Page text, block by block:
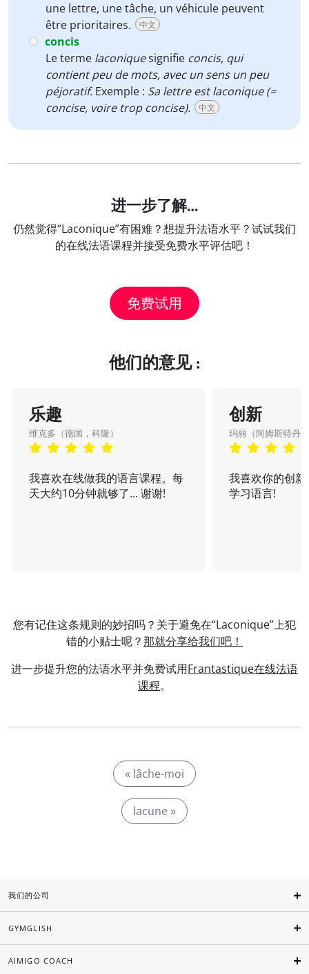
une lettre, une tâche, un véhicule peuvent
être prioritaires.
中文
concis
Le terme laconiquesignifie concis, qui
contient peu de mots, avec un sens un peu
péjoratif. Exemple : Sa lettre est laconique (=
concise, voire trop concise).
中文
进一步了解…
仍然觉得“Laconique”有困难？想提升法语水平？试试我们
的在线法语课程并接受免费水平评估吧！
免费试用
他们的意见 :
乐趣
维克多（德国，科隆）
我喜欢在线做我的语言课程。每
天大约10分钟就够了... 谢谢!
创新
玛丽（阿姆斯特丹
我喜欢你的创
学习语言!
您有记住这条规则的妙招吗？关于避免在“Laconique”上犯
错的小贴士呢？那就分享给我们吧！
进一步提升您的法语水平并免费试用Frantastique在线法语
课程。
« lâche-moi
lacune »
我们的公司
GYMGLISH
AIMIGO COACH